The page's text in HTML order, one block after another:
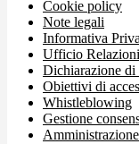
Cookie policy
Note legali
Informativa
Ufficio
Dichiarazione di
Obiettivi di
Whistleblowing
Gestione